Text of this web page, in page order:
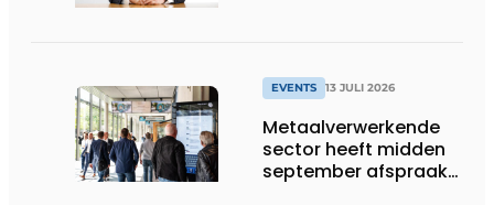
EVENTS 13 JULI 2026
Metaalverwerkende
sector heeft midden
september afspraak